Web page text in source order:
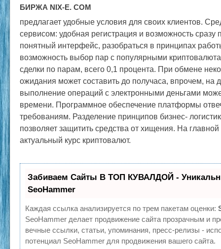
БИРЖА NIX-E. COM
предлагает удобные условия для своих клиентов.
сервисом: удобная регистрация и возможность сразу
понятный интерфейс, разобраться в принципах
возможность выбор пар с популярными
сделки по парам, всего 0,1 процента. При обмене
ожидания может составить до получаса, впрочем, на
выполнение операций с электронными деньгами
времени. Программное обеспечение платформы
требованиям. Разделение принципов бизнес-
позволяет защитить средства от хищения. На
актуальный курс криптовалют.
Забиваем Сайты В ТОП КУВАЛДОЙ -
SeoHammer
Каждая ссылка анализируется по трем пакетам оценки:
SeoHammer делает продвижение сайта прозрачным и
вечные ссылки, статьи, упоминания, пресс-релизы -
потенциал SeoHammer для продвижения вашего сайта.